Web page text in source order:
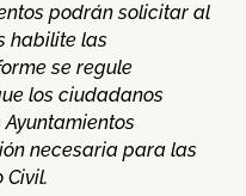
podrán solicitar al
habilite las
se regule
los ciudadanos
necesaria para las